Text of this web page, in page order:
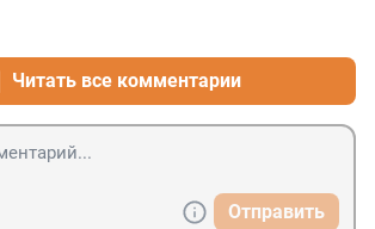
Читать все комментарии
Отправить